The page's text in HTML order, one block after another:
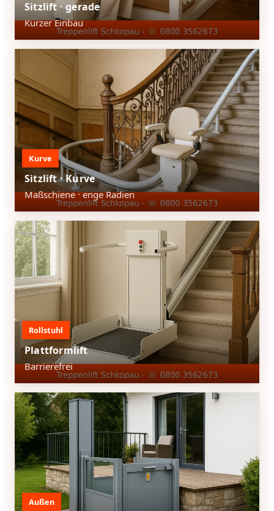
Sitzlift · gerade
Kurzer Einbau
Kurve
Sitzlift · Kurve
Maßschiene · enge Radien
Rollstuhl
Plattformlift
Barrierefrei
Außen